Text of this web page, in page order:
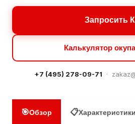
Запросить
Калькулятор
+7 (495) 278-09-71 ·
🎯Обзор 📋Характеристики